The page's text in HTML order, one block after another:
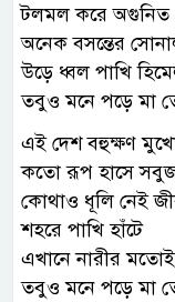
টলমল করে অগুনিত
অনেক বসন্তের
উড়ে ধ্বল পাখি
তবুও মনে পড়ে মা
এই দেশ বহুক্ষণ
কতো রূপ হাসে
কোথাও ধূলি নেই
শহরে পাখি হাঁটে
এখানে নারীর
তবুও মনে পড়ে মা